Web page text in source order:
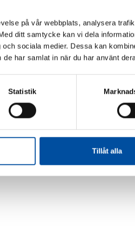
på vår webbplats, analysera
ditt samtycke kan vi dela
sociala medier. Dessa kan
har samlat in när du har använt
Statistik
Tillåt alla